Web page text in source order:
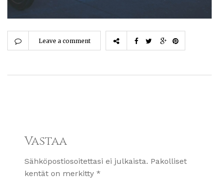
Leave a comment
Vastaa
Sähköpostiosoitettasi ei julkaista. Pakolliset
kentät on merkitty *